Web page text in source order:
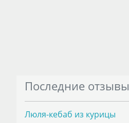
Последние отзывы
Люля-кебаб из курицы